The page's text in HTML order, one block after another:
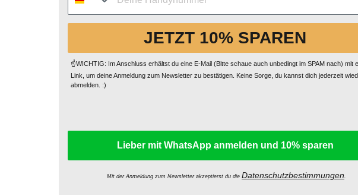
JETZT 10% SPAREN
☝️WICHTIG: Im Anschluss erhältst du eine E-Mail (Bitte schaue auch unbedingt im SPAM nach) mit
Link, um deine Anmeldung zum Newsletter zu bestätigen. Keine Sorge, du kannst dich jederzeit
abmelden. :)
Lieber mit WhatsApp anmelden und 10% sparen
Mit der Anmeldung zum Newsletter akzeptierst du die Datenschutzbestimmungen.